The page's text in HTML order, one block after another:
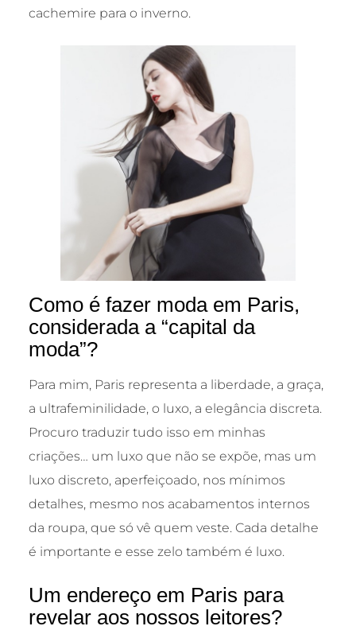
cachemire para o inverno.
Como é fazer moda em Paris,
considerada a “capital da
moda”?
Para mim, Paris representa a liberdade, a graça,
a ultrafeminilidade, o luxo, a elegância discreta.
Procuro traduzir tudo isso em minhas
criações… um luxo que não se expõe, mas um
luxo discreto, aperfeiçoado, nos mínimos
detalhes, mesmo nos acabamentos internos
da roupa, que só vê quem veste. Cada detalhe
é importante e esse zelo também é luxo.
Um endereço em Paris para
revelar aos nossos leitores?